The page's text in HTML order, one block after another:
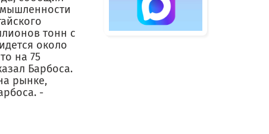
тонн с
около
на 75
Барбоса.
рынке,
-